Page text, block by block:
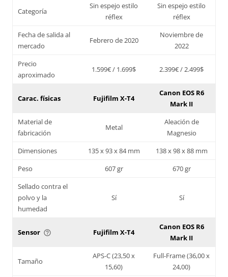
Categoría
Sin espejo estilo
réflex
Sin espejo estilo
réflex
Fecha de salida al
mercado
Febrero de 2020
Noviembre de
2022
Precio
aproximado
1.599€ / 1.699$ 2.399€ / 2.499$
Carac. físicas Fujifilm X-T4
Canon EOS R6
Mark II
Material de
fabricación
Metal
Aleación de
Magnesio
Dimensiones
135 x 93 x 84 mm
138 x 98 x 88 mm
Peso
607 gr
670 gr
Sellado contra el
polvo y la
humedad
Sí Sí
Sensor help_outline Fujifilm X-T4
Canon EOS R6
Mark II
Tamaño
APS-C (23,50 x
15,60)
Full-Frame (36,00 x
24,00)